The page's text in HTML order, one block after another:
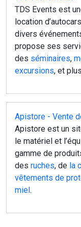
TDS Events est
location
divers
propose ses
des séminaires,
excursions, et
Apistore - Vente
Apistore est un
le matériel et
gamme de
des ruches, de la
vêtements de
miel.